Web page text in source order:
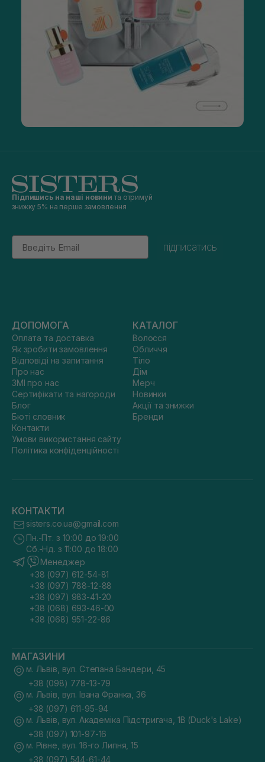
Підпишись на наші новини та отримуй
знижку 5% на перше замовлення
Email
підписатись
ДОПОМОГА
Оплата та доставка
Як зробити замовлення
Відповіді на запитання
Про нас
ЗМІ про нас
Сертифікати та нагороди
Блог
Бюті словник
Контакти
Умови використання сайту
Політика конфіденційності
КАТАЛОГ
Волосся
Обличчя
Тіло
Дім
Мерч
Новинки
Акції та знижки
Бренди
КОНТАКТИ
sisters.co.ua@gmail.com
Пн.-Пт. з 10:00 до 19:00
Сб.-Нд. з 11:00 до 18:00
Менеджер
+38 (097) 612-54-81
+38 (097) 788-12-88
+38 (097) 983-41-20
+38 (068) 693-46-00
+38 (068) 951-22-86
МАГАЗИНИ
м. Львів, вул. Степана Бандери, 45
+38 (098) 778-13-79
м. Львів, вул. Івана Франка, 36
+38 (097) 611-95-94
м. Львів, вул. Академіка Підстригача, 1В (Duck's Lake)
+38 (097) 101-97-16
м. Рівне, вул. 16-го Липня, 15
+38 (097) 544-61-44